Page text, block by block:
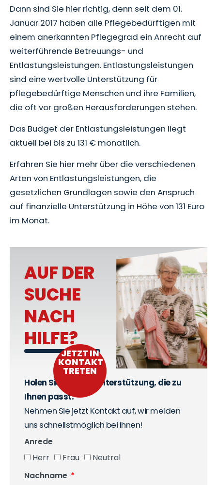
Dann sind Sie hier richtig, denn seit dem 01.
Januar 2017 haben alle Pflegebedürftigen mit
einem anerkannten Pflegegrad ein Anrecht auf
weiterführende Betreuungs- und
Entlastungsleistungen. Entlastungsleistungen
sind eine wertvolle Unterstützung für
pflegebedürftige Menschen und ihre Familien,
die oft vor großen Herausforderungen stehen.
Das Budget der Entlastungsleistungen liegt
aktuell bei bis zu 131 € monatlich.
Erfahren Sie hier mehr über die verschiedenen
Arten von Entlastungsleistungen, die
gesetzlichen Grundlagen sowie den Anspruch
auf finanzielle Unterstützung in Höhe von 131 Euro
im Monat.
AUF DER
SUCHE
NACH
HILFE?
JETZT IN
KONTAKT
TRETEN
Holen Sie sich die Unterstützung, die zu
Ihnen passt.
Nehmen Sie jetzt Kontakt auf, wir melden
uns schnellstmöglich bei Ihnen!
Anrede
Herr
Frau
Neutral
Nachname